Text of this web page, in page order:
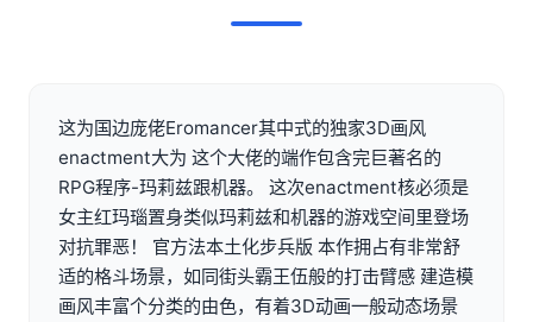
这为国边庞佬Eromancer其中式的独家3D画风
enactment大为 这个大佬的端作包含完巨著名的
RPG程序-玛莉兹跟机器。 这次enactment核必须是
女主红玛瑙置身类似玛莉兹和机器的游戏空间里登场
对抗罪恶！ 官方法本土化步兵版 本作拥占有非常舒
适的格斗场景，如同街头霸王伍般的打击臂感 建造模
画风丰富个分类的由色，有着3D动画一般动态场景